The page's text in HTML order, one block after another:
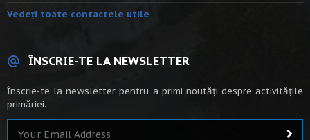
Vedeți toate contactele utile
ÎNSCRIE-TE LA NEWSLETTER
Înscrie-te la newsletter pentru a primi noutăți despre activitățile
primăriei.